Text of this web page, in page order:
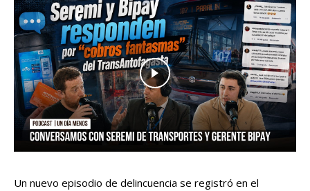
Un nuevo episodio de delincuencia se registró en el